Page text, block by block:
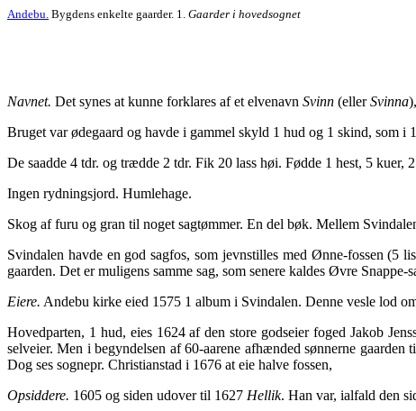
Andebu. Bygdens enkelte gaarder. 1. Gaarder i hovedsognet
Navnet. Det synes at kunne forklares af et elvenavn Svinn (ellerSvinna
Bruget var ødegaard og havde i gammel skyld 1 hud og 1 skind, som i
De saadde 4 tdr. og trædde 2 tdr. Fik 20 lass høi. Fødde 1 hest, 5 kuer,
Ingen rydningsjord. Humlehage.
Skog af furu og gran til noget sagtømmer. En del bøk. Mellem
Svindalen havde en god sagfos, som jevnstilles med Ønne-fossen (5
gaarden. Det er muligens samme sag, som senere kaldes Øvre Snappe-
Eiere. Andebu kirke eied 1575 1 album i Svindalen. Denne vesle lod
Hovedparten, 1 hud, eies 1624 af den store godseier foged Jakob
selveier. Men i begyndelsen af 60-aarene afhænded sønnerne
Dog ses sognepr. Christianstad i 1676 at eie halve fossen,
Opsiddere. 1605 og siden udover til 1627 Hellik. Han var, ialfald den